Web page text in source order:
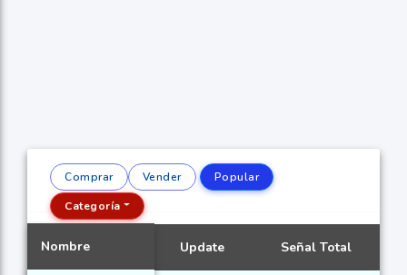
Comprar Vender
Popular
Categoría
Nombre Update Señal Total